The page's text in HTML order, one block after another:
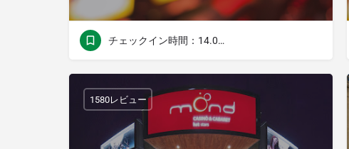
チェックイン時間：14.00チェックアウト時間：11.00
1580レビュー